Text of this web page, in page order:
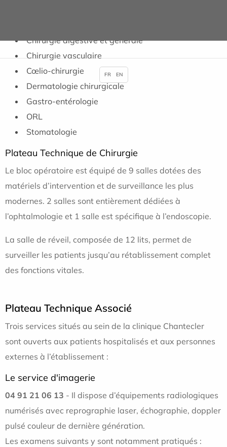
Chirurgie digestive et générale
Chirurgie vasculaire
Cœlio-chirurgie
Dermatologie chirurgicale
Gastro-entérologie
ORL
Stomatologie
Plateau Technique de Chirurgie
Le bloc opératoire est équipé de 9 salles dotées des
matériels d’intervention et de surveillance les plus
modernes. 2 salles sont entièrement dédiées à
l’ophtalmologie et 1 salle est spécifique à l’endoscopie.
La salle de réveil, composée de 12 lits, permet de
surveiller les patients jusqu’au rétablissement complet
des fonctions vitales.
Plateau Technique Associé
Trois services situés au sein de la clinique Chantecler
sont ouverts aux patients hospitalisés et aux personnes
externes à l’établissement :
Le service d'imagerie
04 91 21 06 13 - Il dispose d’équipements radiologiques
numérisés avec reprographie laser, échographie, doppler
pulsé couleur de dernière génération.
Les examens suivants y sont notamment pratiqués :
FR EN